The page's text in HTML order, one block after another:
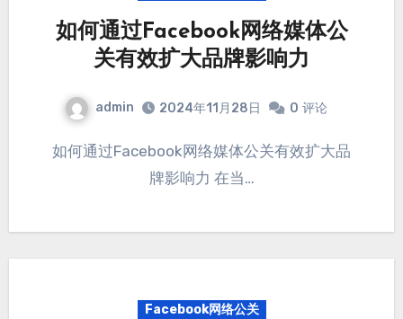
如何通过Facebook网络媒体公
关有效扩大品牌影响力
admin 2024年11月28日 0 评论
如何通过Facebook网络媒体公关有效扩大品
牌影响力 在当…
Facebook网络公关